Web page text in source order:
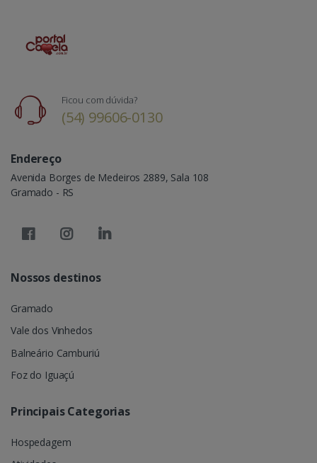
Ficou com dúvida?
(54) 99606-0130
Endereço
Avenida Borges de Medeiros 2889, Sala 108
Gramado - RS
Nossos destinos
Gramado
Vale dos Vinhedos
Balneário Camburiú
Foz do Iguaçú
Principais Categorias
Hospedagem